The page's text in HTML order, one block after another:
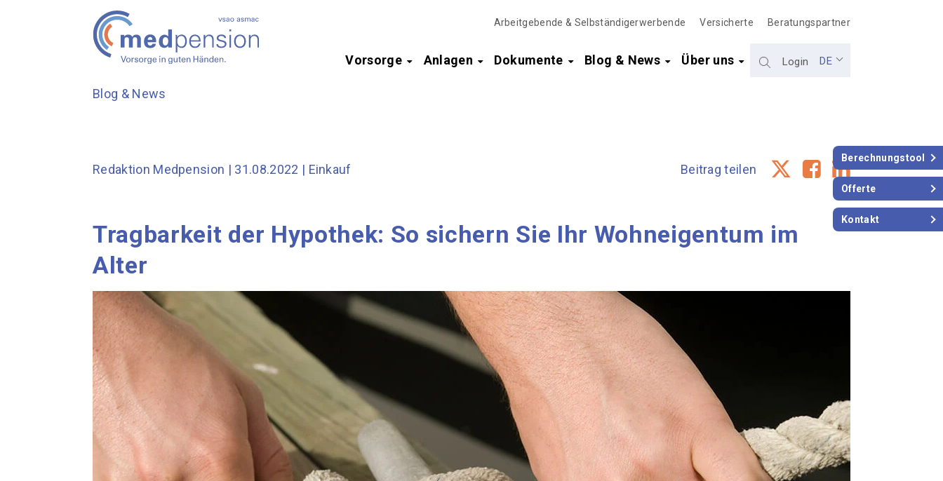
Arbeitgebende & Selbständigerwerbende Versicherte Beratungspartner
Vorsorge Anlagen Dokumente Blog & News Über uns Login DE
Berechnungstool
Offerte
Kontakt
Blog & News
Redaktion Medpension | 31.08.2022 | Einkauf Beitrag teilen
Tragbarkeit der Hypothek: So sichern Sie Ihr Wohneigentum im
Alter